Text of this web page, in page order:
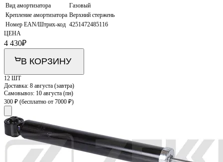
Вид амортизатора
Газовый
Крепление амортизатора Верхний стержень
Номер EAN/Штрих-код 4251472485116
ЦЕНА
4 430₽
В КОРЗИНУ
12 ШТ
Доставка: 8 августа (завтра)
Самовывоз: 10 августа (пн)
300 ₽ (бесплатно от 7000 ₽)